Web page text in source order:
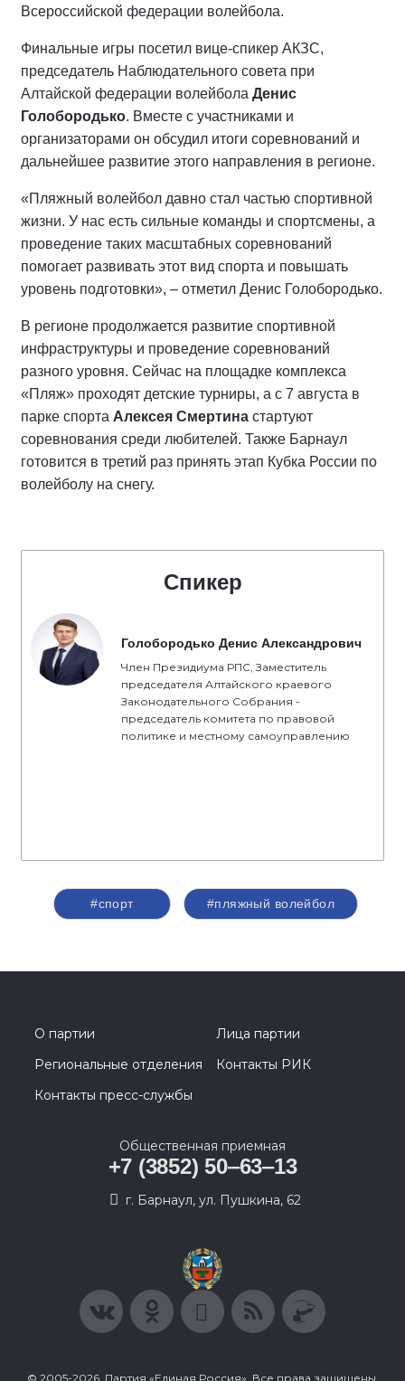
Всероссийской федерации волейбола.
Финальные игры посетил вице-спикер АКЗС,
председатель Наблюдательного совета при
Алтайской федерации волейбола Денис
Голобородько. Вместе с участниками и
организаторами он обсудил итоги соревнований и
дальнейшее развитие этого направления в регионе.
«Пляжный волейбол давно стал частью спортивной
жизни. У нас есть сильные команды и спортсмены, а
проведение таких масштабных соревнований
помогает развивать этот вид спорта и повышать
уровень подготовки», – отметил Денис Голобородько.
В регионе продолжается развитие спортивной
инфраструктуры и проведение соревнований
разного уровня. Сейчас на площадке комплекса
«Пляж» проходят детские турниры, а с 7 августа в
парке спорта Алексея Смертина стартуют
соревнования среди любителей. Также Барнаул
готовится в третий раз принять этап Кубка России по
волейболу на снегу.
Спикер
Голобородько Денис Александрович
Член Президиума РПС, Заместитель
председателя Алтайского краевого
Законодательного Собрания -
председатель комитета по правовой
политике и местному самоуправлению
#спорт #пляжный волейбол
О партии
Лица партии
Региональные отделения
Контакты РИК
Контакты пресс-службы
Общественная приемная
+7 (3852) 50‒63‒13
г. Барнаул, ул. Пушкина, 62
© 2005-2026, Партия «Единая Россия». Все права защищены.